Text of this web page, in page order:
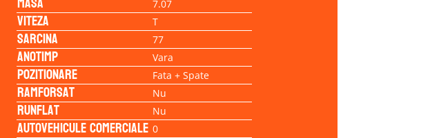
7.07
Viteza T
Sarcina 77
Anotimp Vara
Pozitionare Fata + Spate
Ramforsat Nu
Runflat Nu
Autovehicule comerciale 0